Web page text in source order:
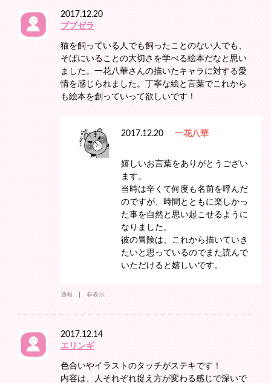
2017.12.20
ブブゼラ
猫を飼っている人でも飼ったことのない人でも、
そばにいることの大切さを学べる絵本だなと思い
ました。一花八華さんの描いたキャラに対する愛
情を感じられました。丁寧な絵と言葉でこれから
も絵本を創っていって欲しいです！
2017.12.20 一花八華
嬉しいお言葉をありがとうござい
ます。
当時は辛くて何度も名前を呼んだ
のですが、時間とともに楽しかっ
た事を自然と思い起こせるように
なりました。
彼の冒険は、これから描いていき
たいと思っているのでまた読んで
いただけると嬉しいです。
通報 非表示
2017.12.14
エリンギ
色合いやイラストのタッチがステキです！
内容は、人それぞれ捉え方が変わる感じで深いで